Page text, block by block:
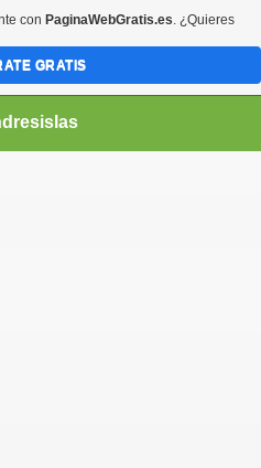
con PaginaWebGratis.es. ¿Quieres
GRATIS